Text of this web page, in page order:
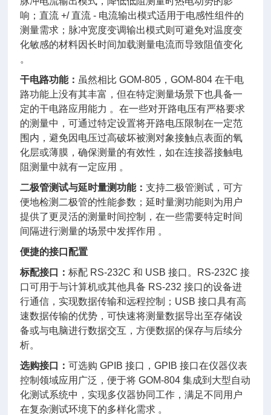
响；直流 +/ 直流 - 电流输出模式适用于电感性组件的
测量需求；脉冲宽度变调输出模式则可避免对温度变
化敏感的材料因长时间加载测量电流而导致阻值变化
。
干电路功能： 虽然相比 GOM-805，GOM-804 在干电
路功能上没有其丰富，但在特定测量场景下也具备一
定的干电路应用能力 。在一些对开路电压有严格要求
的测量中，可通过特定设置将开路电压限制在一定范
围内，避免因电压过高破坏被测对象接触点表面的氧
化层或薄膜，确保测量的有效性，如在连接器接触电
阻测量中就有一定应用 。
二极管测试与延时量测功能：支持二极管测试，可方
便地检测二极管的性能参数；延时量测功能则为用户
提供了更灵活的测量时间控制，在一些需要特定时间
间隔进行测量的场景中发挥作用 。
便捷的接口配置
标配接口：标配 RS-232C 和 USB 接口。RS-232C 接
口可用于与计算机或其他具备 RS-232 接口的设备进
行通信，实现数据传输和远程控制；USB 接口具有高
速数据传输的优势，可快速将测量数据导出至存储设
备或与电脑进行数据交互，方便数据的保存与后续分
析。
选购接口：可选购 GPIB 接口，GPIB 接口在仪器仪表
控制领域应用广泛，便于将 GOM-804 集成到大型自动
化测试系统中，实现多仪器协同工作，满足不同用户
在复杂测试环境下的多样化需求 。